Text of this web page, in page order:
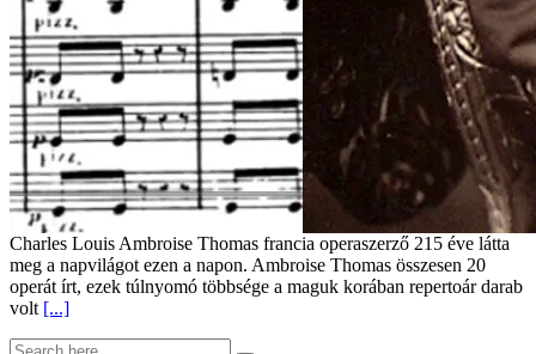
Charles Louis Ambroise Thomas francia operaszerző 215 éve látta
meg a napvilágot ezen a napon. Ambroise Thomas összesen 20
operát írt, ezek túlnyomó többsége a maguk korában repertoár darab
volt [...]